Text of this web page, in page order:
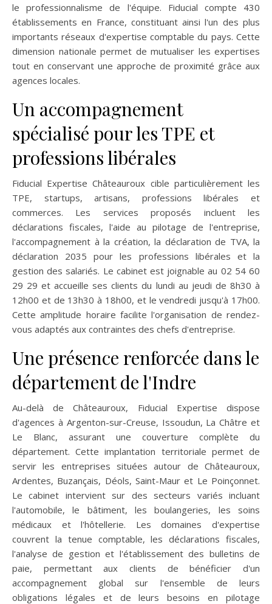
le professionnalisme de l'équipe. Fiducial compte 430
établissements en France, constituant ainsi l'un des plus
importants réseaux d'expertise comptable du pays. Cette
dimension nationale permet de mutualiser les expertises
tout en conservant une approche de proximité grâce aux
agences locales.
Un accompagnement
spécialisé pour les TPE et
professions libérales
Fiducial Expertise Châteauroux cible particulièrement les
TPE, startups, artisans, professions libérales et
commerces. Les services proposés incluent les
déclarations fiscales, l'aide au pilotage de l'entreprise,
l'accompagnement à la création, la déclaration de TVA, la
déclaration 2035 pour les professions libérales et la
gestion des salariés. Le cabinet est joignable au 02 54 60
29 29 et accueille ses clients du lundi au jeudi de 8h30 à
12h00 et de 13h30 à 18h00, et le vendredi jusqu'à 17h00.
Cette amplitude horaire facilite l'organisation de rendez-
vous adaptés aux contraintes des chefs d'entreprise.
Une présence renforcée dans le
département de l'Indre
Au-delà de Châteauroux, Fiducial Expertise dispose
d'agences à Argenton-sur-Creuse, Issoudun, La Châtre et
Le Blanc, assurant une couverture complète du
département. Cette implantation territoriale permet de
servir les entreprises situées autour de Châteauroux,
Ardentes, Buzançais, Déols, Saint-Maur et Le Poinçonnet.
Le cabinet intervient sur des secteurs variés incluant
l'automobile, le bâtiment, les boulangeries, les soins
médicaux et l'hôtellerie. Les domaines d'expertise
couvrent la tenue comptable, les déclarations fiscales,
l'analyse de gestion et l'établissement des bulletins de
paie, permettant aux clients de bénéficier d'un
accompagnement global sur l'ensemble de leurs
obligations légales et de leurs besoins en pilotage